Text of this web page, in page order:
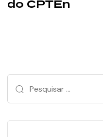
do CPTEn